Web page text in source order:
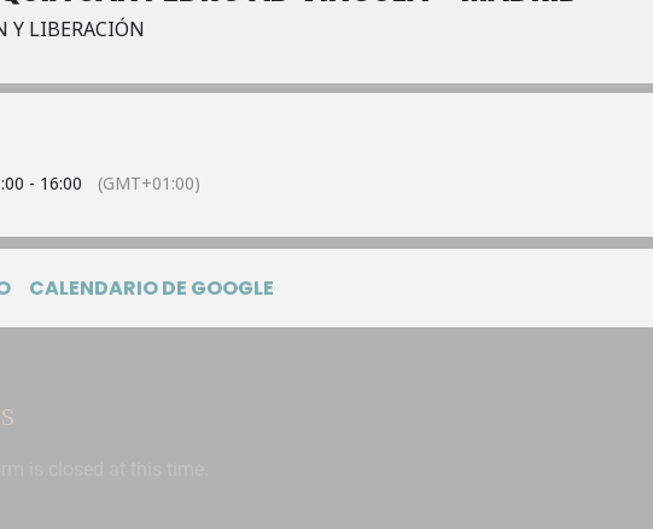
Y LIBERACIÓN
- 16:00 (GMT+01:00)
CALENDARIO DE GOOGLE